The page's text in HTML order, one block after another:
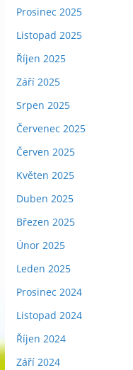
Prosinec 2025
Listopad 2025
Říjen 2025
Září 2025
Srpen 2025
Červenec 2025
Červen 2025
Květen 2025
Duben 2025
Březen 2025
Únor 2025
Leden 2025
Prosinec 2024
Listopad 2024
Říjen 2024
Září 2024